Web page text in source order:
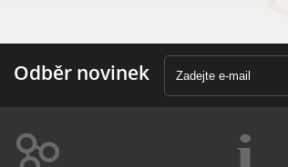
Odběr novinek